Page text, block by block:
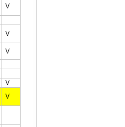
V
V
V
V
V